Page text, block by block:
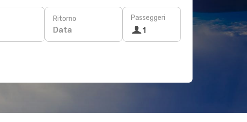
Ritorno
Data
Passeggeri
1